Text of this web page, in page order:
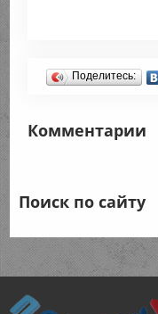
Поделитесь:
Комментарии
Поиск по сайту